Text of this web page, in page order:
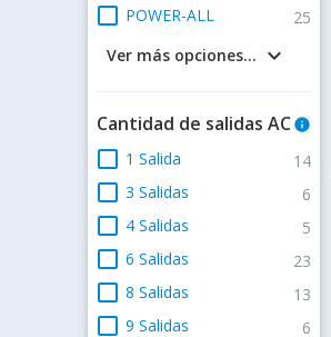
check_box_outline_blank POWER-ALL 25
keyboard_arrow_down
Ver más opciones...
Cantidad de salidas ACinfo
check_box_outline_blank 1 Salida 14
check_box_outline_blank 3 Salidas 6
check_box_outline_blank 4 Salidas 5
check_box_outline_blank 6 Salidas 23
check_box_outline_blank 8 Salidas 13
check_box_outline_blank 9 Salidas 6